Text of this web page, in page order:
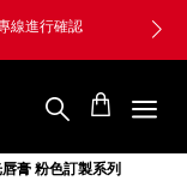
線進行確認
膏 粉色訂製系列